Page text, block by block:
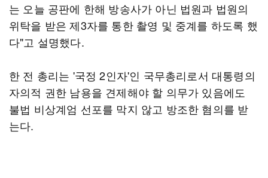
는 오늘 공판에 한해 방송사가 아닌 법원과 법원의
위탁을 받은 제3자를 통한 촬영 및 중계를 하도록 했
다"고 설명했다.
한 전 총리는 '국정 2인자'인 국무총리로서 대통령의
자의적 권한 남용을 견제해야 할 의무가 있음에도
불법 비상계엄 선포를 막지 않고 방조한 혐의를 받
는다.